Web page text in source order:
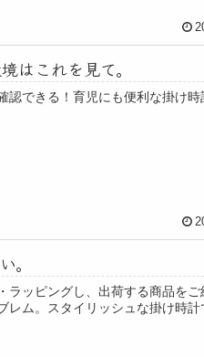
はこれを見て。
認できる！育児にも便利な掛け時
。
ラッピングし、出荷する商品をご
レム。スタイリッシュな掛け時計